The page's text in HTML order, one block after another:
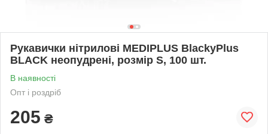
Рукавички нітрилові MEDIPLUS BlackyPlus
BLACK неопудрені, розмір S, 100 шт.
В наявності
Опт і роздріб
205 ₴